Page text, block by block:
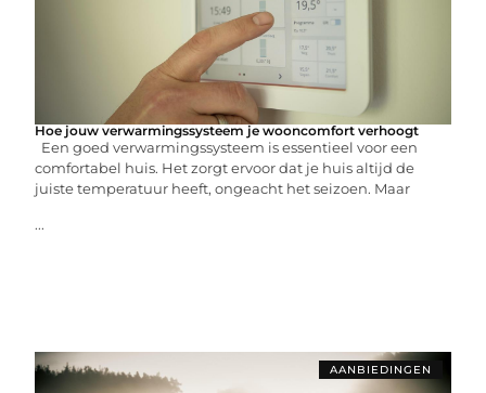
Hoe jouw verwarmingssysteem je wooncomfort verhoogt
Een goed verwarmingssysteem is essentieel voor een
comfortabel huis. Het zorgt ervoor dat je huis altijd de
juiste temperatuur heeft, ongeacht het seizoen. Maar
...
AANBIEDINGEN